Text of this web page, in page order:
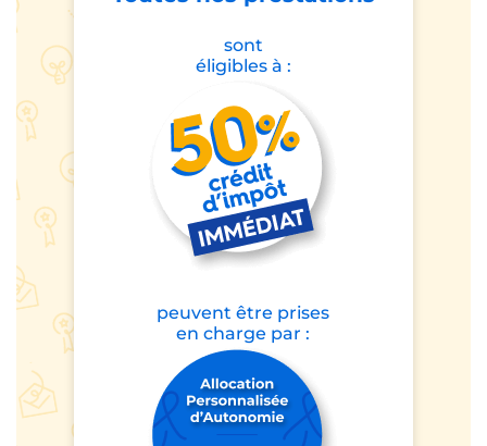
300+
Tarifs
sont
éligibles à :